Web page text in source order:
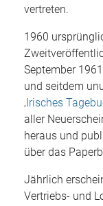
vertreten.
1960
September
und seitdem
‚ Irisches
aller
heraus und
über das
Jährlich
Vertriebs- und